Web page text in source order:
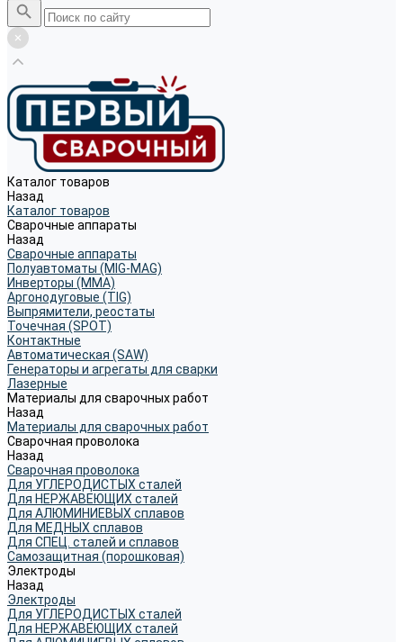
Каталог товаров
Назад
Каталог товаров
Сварочные аппараты
Назад
Сварочные аппараты
Полуавтоматы (MIG-MAG)
Инверторы (MMA)
Аргонодуговые (TIG)
Выпрямители, реостаты
Точечная (SPOT)
Контактные
Автоматическая (SAW)
Генераторы и агрегаты для сварки
Лазерные
Материалы для сварочных работ
Назад
Материалы для сварочных работ
Сварочная проволока
Назад
Сварочная проволока
Для УГЛЕРОДИСТЫХ сталей
Для НЕРЖАВЕЮЩИХ сталей
Для АЛЮМИНИЕВЫХ сплавов
Для МЕДНЫХ сплавов
Для СПЕЦ. сталей и сплавов
Самозащитная (порошковая)
Электроды
Назад
Электроды
Для УГЛЕРОДИСТЫХ сталей
Для НЕРЖАВЕЮЩИХ сталей